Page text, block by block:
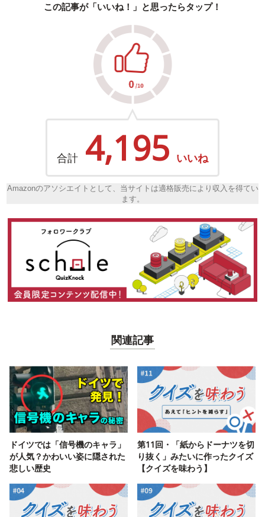
この記事が「いいね！」と思ったらタップ！
合計 4,195 いいね
Amazonのアソシエイトとして、当サイトは適格販売により収入を得てい
ます。
関連記事
ドイツでは「信号機のキャラ」
が人気？かわいい姿に隠された
悲しい歴史
第11回・「紙からドーナツを切
り抜く」みたいに作ったクイズ
【クイズを味わう】